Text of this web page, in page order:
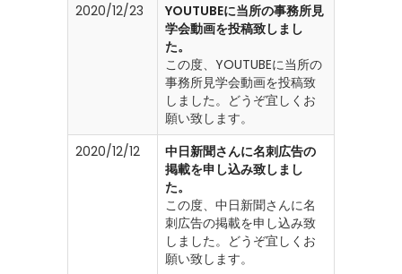
2020/12/23
YOUTUBEに当所の事務所見
学会動画を投稿致しまし
た。
この度、YOUTUBEに当所の
事務所見学会動画を投稿致
しました。どうぞ宜しくお
願い致します。
2020/12/12
中日新聞さんに名刺広告の
掲載を申し込み致しまし
た。
この度、中日新聞さんに名
刺広告の掲載を申し込み致
しました。どうぞ宜しくお
願い致します。